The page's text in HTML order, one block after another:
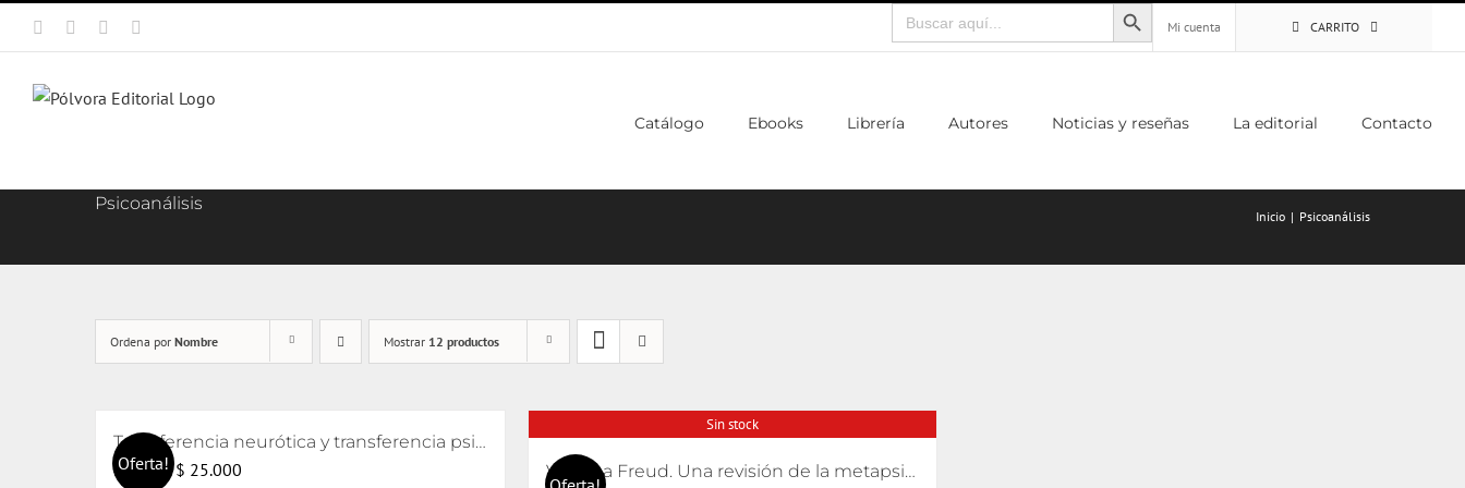
Facebook Instagram
Buscar:
Mi cuenta
CARRITO
Catálogo Ebooks Librería Autores Noticias y reseñas La editorial Contacto
Psicoanálisis
Inicio Psicoanálisis
Ordena por Nombre Mostrar 12 productos
Oferta!
Transferencia neurótica y transferencia psicótica (2da edición)
$26.000
El
$ 25.000
Sin stock
Volver a Freud. Una revisión de la metapsicología freudiana